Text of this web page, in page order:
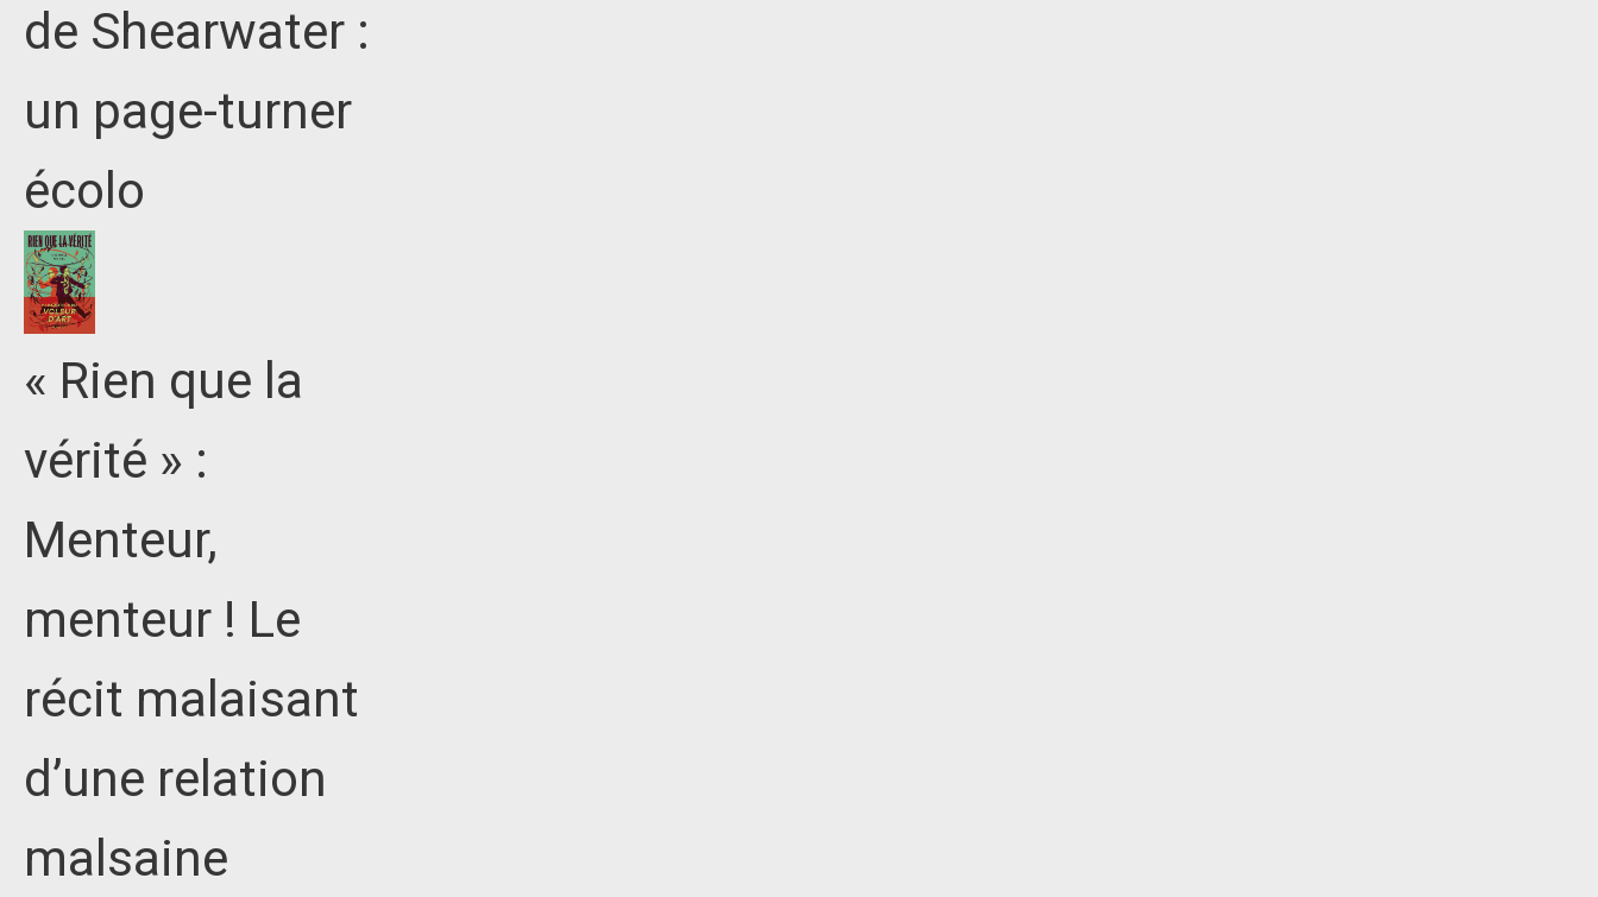
de Shearwater :
un page-turner
écolo
« Rien que la
vérité » :
Menteur,
menteur ! Le
récit malaisant
d’une relation
malsaine